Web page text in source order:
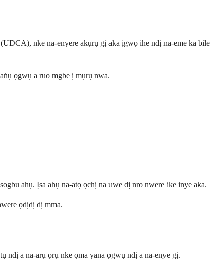
nke na-enyere akụrụ gị aka ịgwọ ihe ndị na-eme ka bile
ọgwụ a ruo mgbe ị mụrụ nwa.
ahụ. Ịsa ahụ na-atọ ọchị na uwe dị nro nwere ike inye aka.
ọdịdị dị mma.
a na-arụ ọrụ nke ọma yana ọgwụ ndị a na-enye gị.